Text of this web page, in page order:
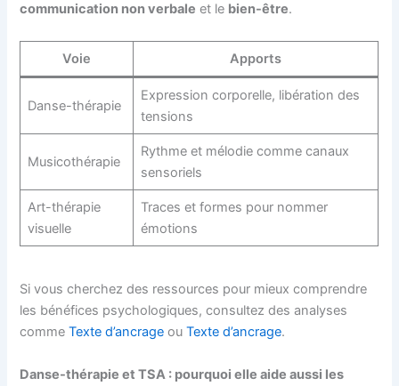
communication non verbale et le bien-être.
Voie Apports
Danse-thérapie
Expression corporelle, libération des
tensions
Musicothérapie
Rythme et mélodie comme canaux
sensoriels
Art-thérapie
visuelle
Traces et formes pour nommer
émotions
Si vous cherchez des ressources pour mieux comprendre
les bénéfices psychologiques, consultez des analyses
commeTexte d’ancrage ouTexte d’ancrage.
Danse-thérapie et TSA : pourquoi elle aide aussi les